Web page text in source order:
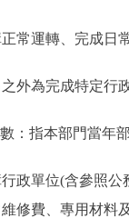
運轉、完成日
為完成特定行
指本部門當年部
單位(含參照公
修費、專用材料